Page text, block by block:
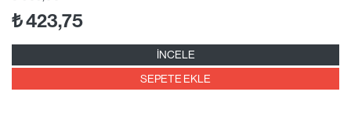
₺423,75
İNCELE
SEPETE EKLE